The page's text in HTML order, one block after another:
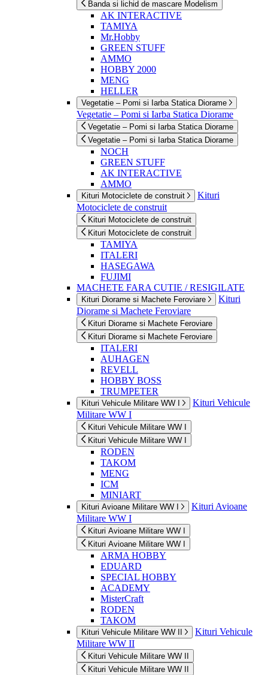
Banda si lichid de mascare Modelism
AK INTERACTIVE
TAMIYA
Mr.Hobby
GREEN STUFF
AMMO
HOBBY 2000
MENG
HELLER
Vegetatie – Pomi si Iarba Statica Diorame
Vegetatie – Pomi si Iarba Statica Diorame
Vegetatie – Pomi si Iarba Statica Diorame
Vegetatie – Pomi si Iarba Statica Diorame
NOCH
GREEN STUFF
AK INTERACTIVE
AMMO
Kituri Motociclete de construit
Kituri
Motociclete de construit
Kituri Motociclete de construit
Kituri Motociclete de construit
TAMIYA
ITALERI
HASEGAWA
FUJIMI
MACHETE FARA CUTIE / RESIGILATE
Kituri Diorame si Machete Feroviare
Kituri
Diorame si Machete Feroviare
Kituri Diorame si Machete Feroviare
Kituri Diorame si Machete Feroviare
ITALERI
AUHAGEN
REVELL
HOBBY BOSS
TRUMPETER
Kituri Vehicule Militare WW I
Kituri Vehicule
Militare WW I
Kituri Vehicule Militare WW I
Kituri Vehicule Militare WW I
RODEN
TAKOM
MENG
ICM
MINIART
Kituri Avioane Militare WW I
Kituri Avioane
Militare WW I
Kituri Avioane Militare WW I
Kituri Avioane Militare WW I
ARMA HOBBY
EDUARD
SPECIAL HOBBY
ACADEMY
MisterCraft
RODEN
TAKOM
Kituri Vehicule Militare WW II
Kituri Vehicule
Militare WW II
Kituri Vehicule Militare WW II
Kituri Vehicule Militare WW II